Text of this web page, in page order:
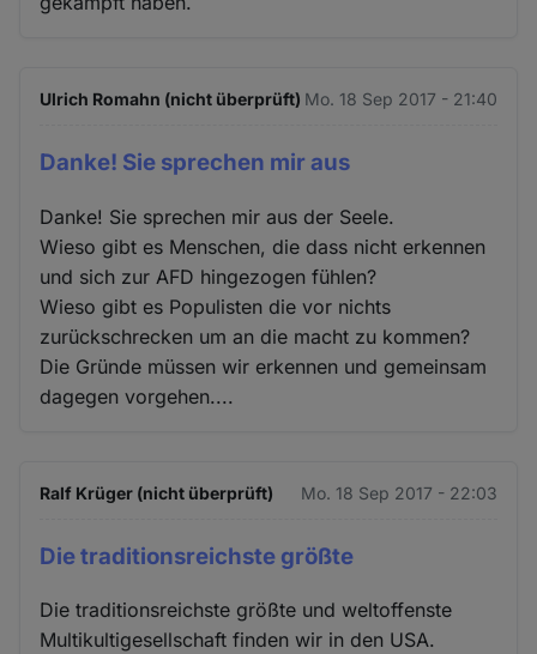
Ulrich Romahn (nicht überprüft) Mo. 18 Sep 2017 - 21:40
Danke! Sie sprechen mir aus
Danke! Sie sprechen mir aus der Seele.
Wieso gibt es Menschen, die dass nicht erkennen
und sich zur AFD hingezogen fühlen?
Wieso gibt es Populisten die vor nichts
zurückschrecken um an die macht zu kommen?
Die Gründe müssen wir erkennen und gemeinsam
dagegen vorgehen....
Ralf Krüger (nicht überprüft) Mo. 18 Sep 2017 - 22:03
Die traditionsreichste größte
Die traditionsreichste größte und weltoffenste
Multikultigesellschaft finden wir in den USA.